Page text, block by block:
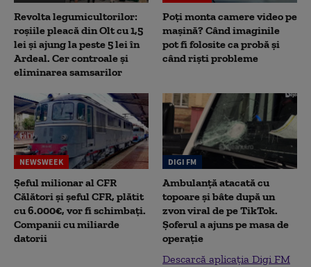
Revolta legumicultorilor:
roșiile pleacă din Olt cu 1,5
lei și ajung la peste 5 lei în
Ardeal. Cer controale și
eliminarea samsarilor
Poți monta camere video pe
mașină? Când imaginile
pot fi folosite ca probă și
când riști probleme
NEWSWEEK
Șeful milionar al CFR
Călători și șeful CFR, plătit
cu 6.000€, vor fi schimbați.
Companii cu miliarde
datorii
DIGI FM
Ambulanță atacată cu
topoare și bâte după un
zvon viral de pe TikTok.
Șoferul a ajuns pe masa de
operație
Descarcă aplicația Digi FM